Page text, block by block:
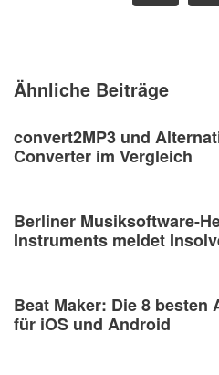
Ähnliche Beiträge
convert2MP3 und
Converter im Vergleich
Berliner Musiksoftware-
Instruments meldet
Beat Maker: Die 8 besten
für iOS und Android